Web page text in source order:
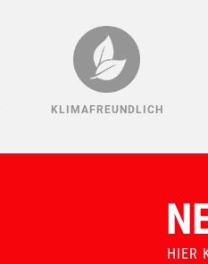
KLIMAFREUNDLICH
HIER